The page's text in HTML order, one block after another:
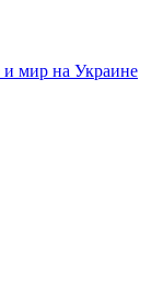
и мир на Украине